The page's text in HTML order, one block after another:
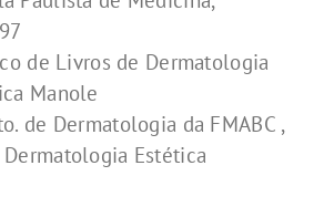
de Livros de Dermatologia
Manole
de Dermatologia da FMABC ,
Estética